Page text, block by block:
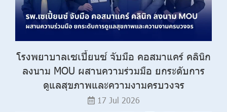
โรงพยาบาลเซเปี้ยนซ์ จับมือ คอสมาแคร์ คลินิก
ลงนาม MOU ผสานความร่วมมือ ยกระดับการ
ดูแลสุขภาพและความงามครบวงจร
17 Jul 2026